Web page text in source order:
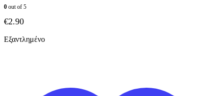
0 out of 5
€2.90
Εξαντλημένο